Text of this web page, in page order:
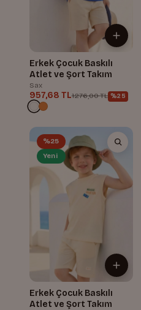
Erkek Çocuk Baskılı
Atlet ve Şort Takım
Sax
957,68 TL1.276,00 TL %25
%25
Yeni
Erkek Çocuk Baskılı
Atlet ve Şort Takım